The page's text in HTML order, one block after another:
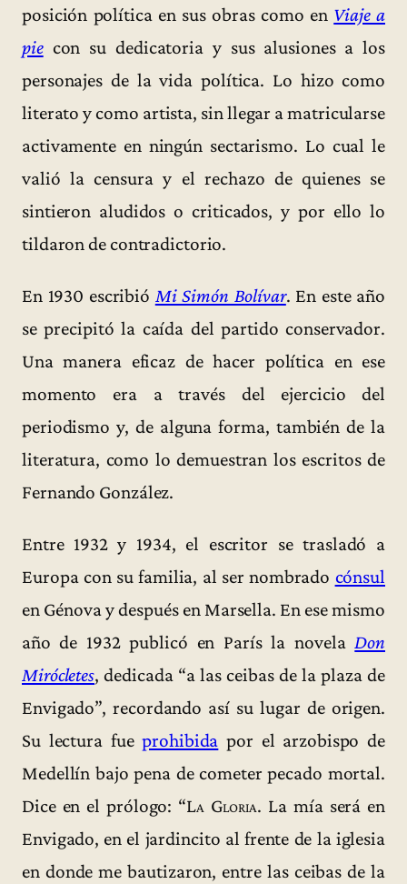
posición política en sus obras como en Viaje a
piecon su dedicatoria y sus alusiones a los
personajes de la vida política. Lo hizo como
literato y como artista, sin llegar a matricularse
activamente en ningún sectarismo. Lo cual le
valió la censura y el rechazo de quienes se
sintieron aludidos o criticados, y por ello lo
tildaron de contradictorio.
En 1930 escribió Mi Simón Bolívar. En este año
se precipitó la caída del partido conservador.
Una manera eficaz de hacer política en ese
momento era a través del ejercicio del
periodismo y, de alguna forma, también de la
literatura, como lo demuestran los escritos de
Fernando González.
Entre 1932 y 1934, el escritor se trasladó a
Europa con su familia, al ser nombrado cónsul
en Génova y después en Marsella. En ese mismo
año de 1932 publicó en París la novelaDon
Mirócletes, dedicada “a las ceibas de la plaza de
Envigado”, recordando así su lugar de origen.
Su lectura fueprohibida por el arzobispo de
Medellín bajo pena de cometer pecado mortal.
Dice en el prólogo: “La Gloria. La mía será en
Envigado, en el jardincito al frente de la iglesia
en donde me bautizaron, entre las ceibas de la